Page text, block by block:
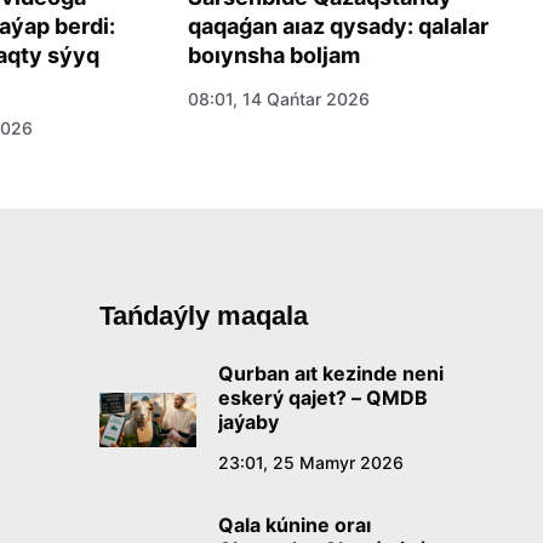
berdi:
sýyq
qaqaǵan aıaz qysady: qalalar
boıynsha boljam
08:01, 14 Qańtar 2026
Tańdaýly maqala
Qurban aıt kezinde neni
eskerý qajet? – QMDB
jaýaby
23:01, 25 Mamyr 2026
Qala kúnine oraı